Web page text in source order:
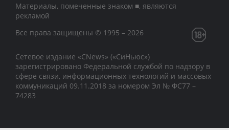
Материалы, помеченные знаком ■, являются
рекламой
Все права защищены © 1995 – 2026
Сетевое издание «CNews» («СиНьюс»)
зарегистрировано Федеральной службой по надзору в
сфере связи, информационных технологий и массовых
коммуникаций 09.11.2018 за номером Эл № ФС77 –
74283